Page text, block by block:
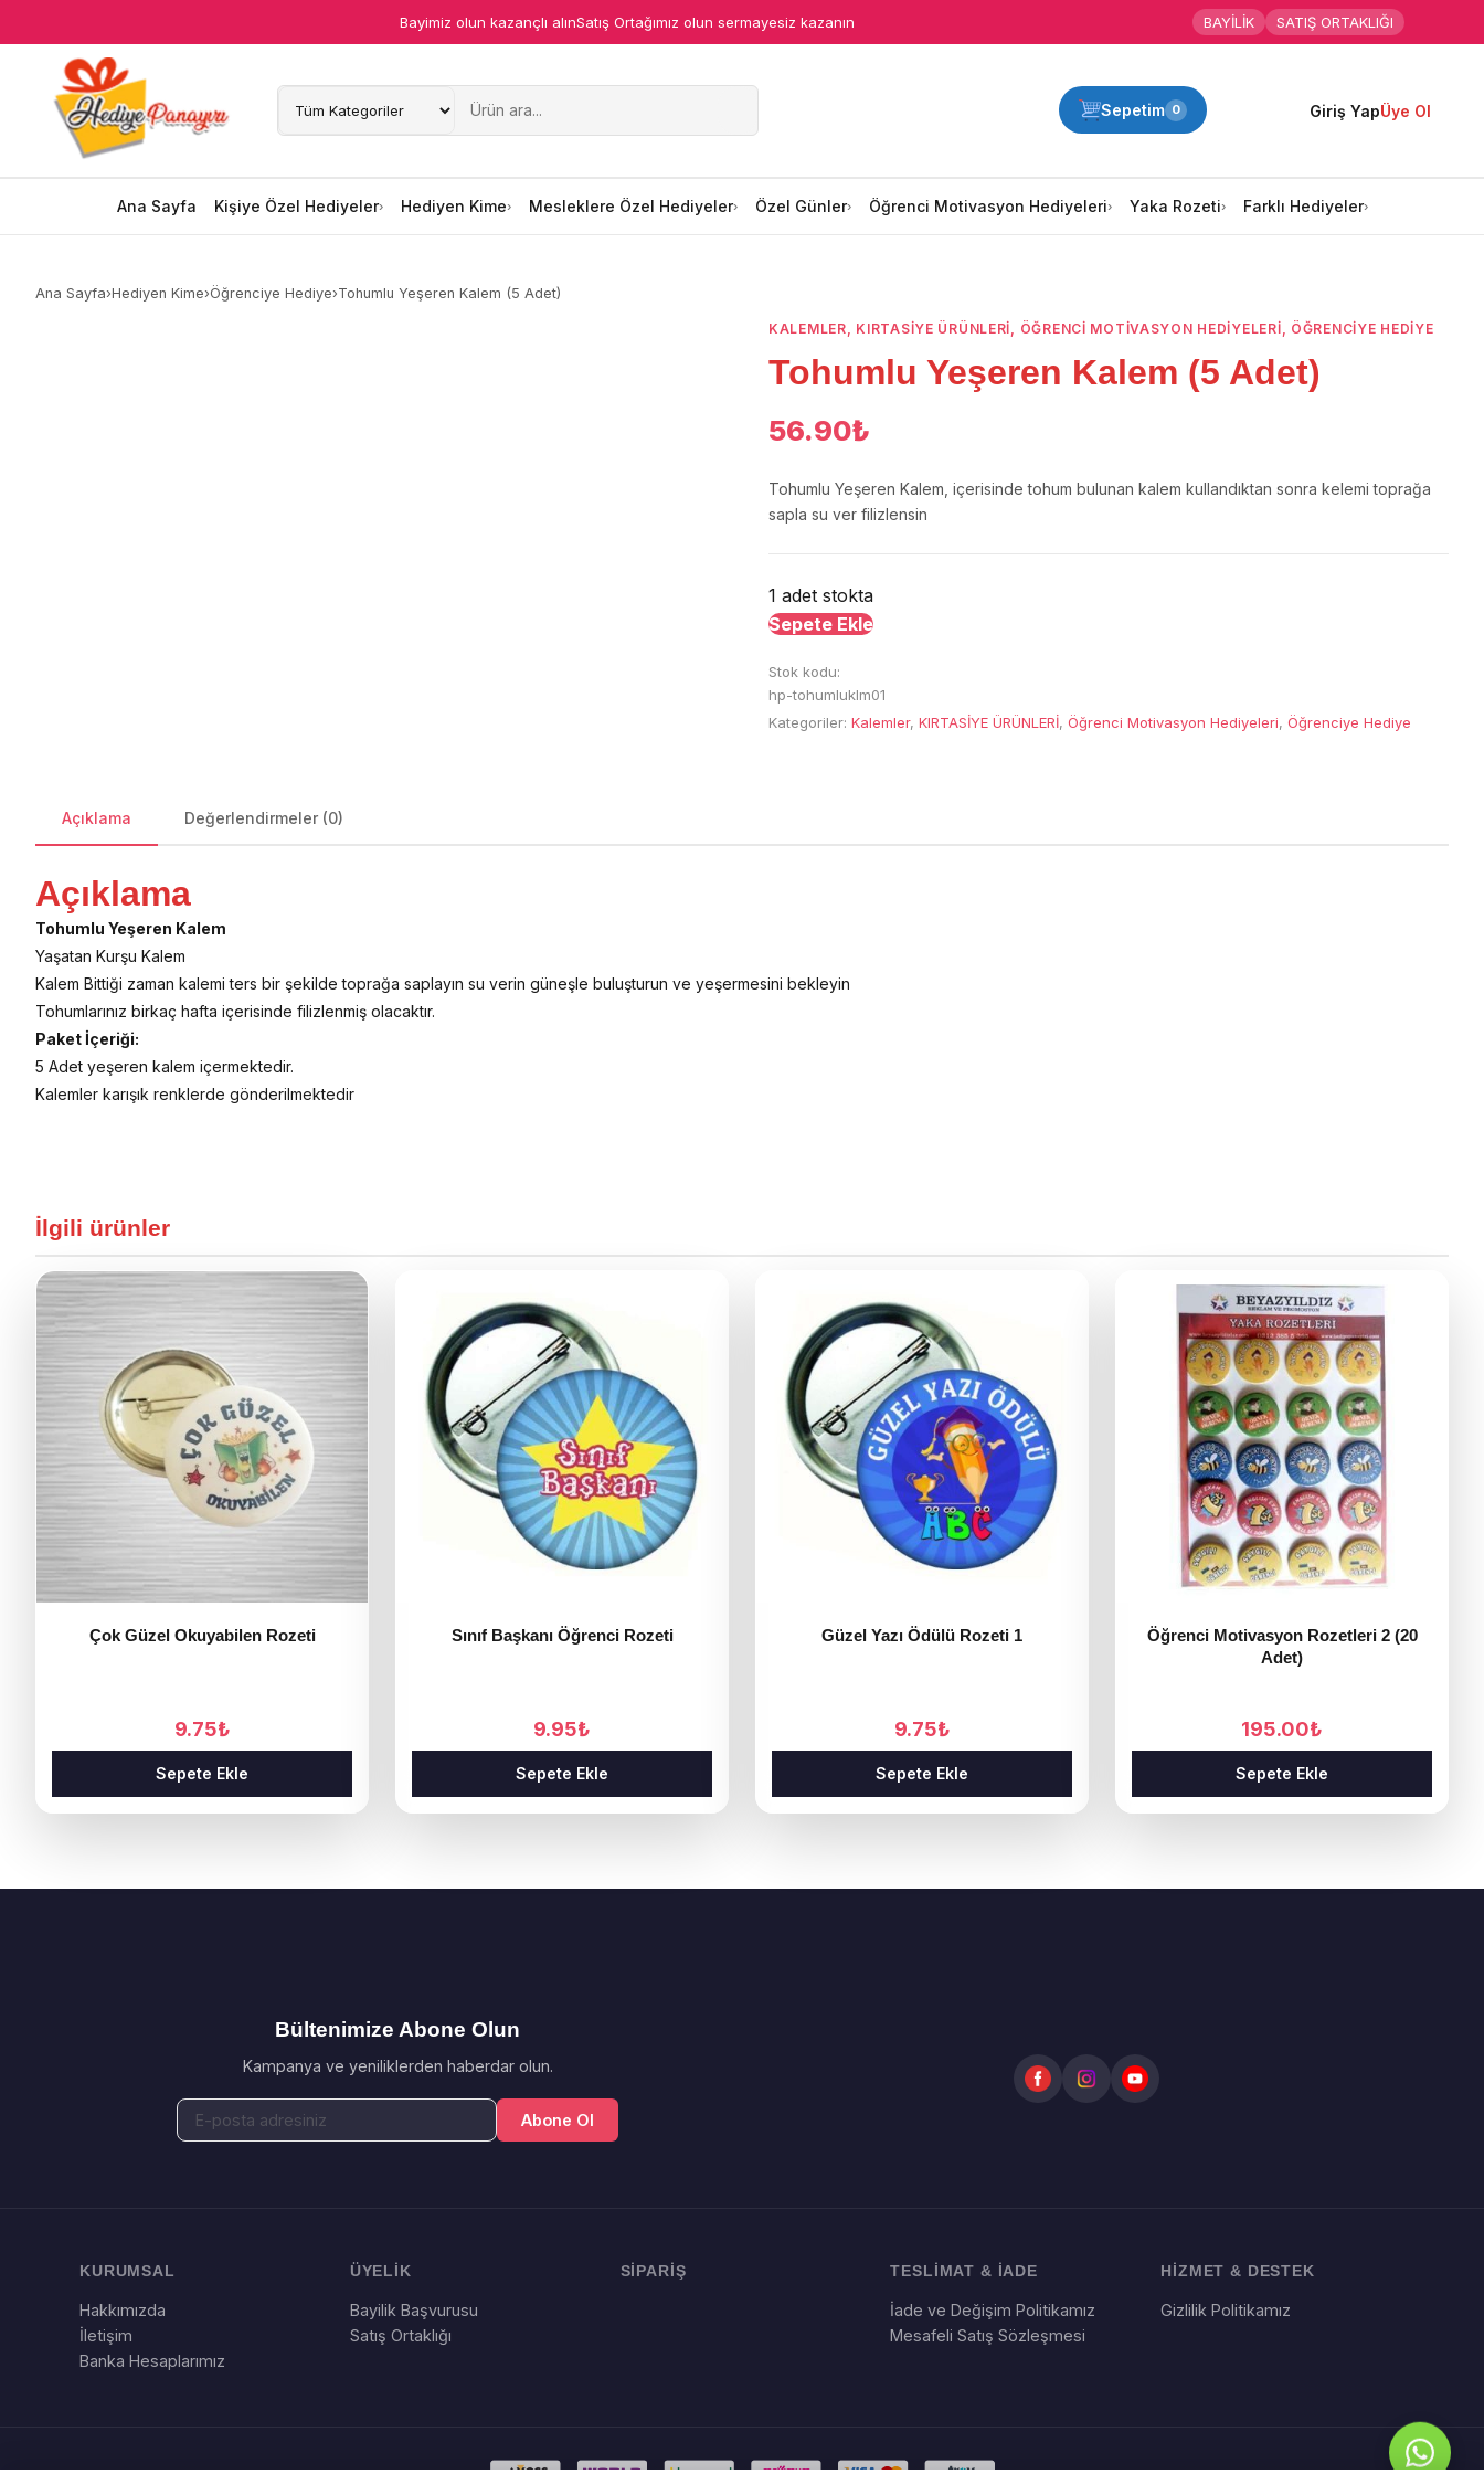
Bayimiz olun kazançlı alınSatış Ortağımız olun sermayesiz kazanın BAYİLİK SATIŞ ORTAKLIĞI
Sepetim 0 Giriş YapÜye Ol
Ana Sayfa Kişiye Özel Hediyeler Hediyen Kime Mesleklere Özel Hediyeler Özel Günler Öğrenci Motivasyon Hediyeleri Yaka Rozeti Farklı Hediyeler
Ana Sayfa
Kişiye Özel Hediyeler
Hediyen Kime
Ana Sayfa›Hediyen Kime›Öğrenciye Hediye›Tohumlu Yeşeren Kalem (5 Adet)
KALEMLER KIRTASİYE ÜRÜNLERİ ÖĞRENCI MOTIVASYON HEDIYELERI ÖĞRENCIYE HEDIYE
Tohumlu Yeşeren Kalem (5 Adet)
56.90₺
Tohumlu Yeşeren Kalem, içerisinde tohum bulunan kalem kullandıktan sonra kelemi toprağa
sapla su ver filizlensin
1 adet stokta
Tohumlu
Kalem
(5
Adet)
Sepete Ekle
Stok kodu:
hp-tohumluklm01
Kategoriler: Kalemler, KIRTASİYE ÜRÜNLERİ, Öğrenci Motivasyon Hediyeleri, Öğrenciye Hediye
Açıklama Değerlendirmeler (0)
Açıklama
Tohumlu Yeşeren Kalem
Yaşatan Kurşu Kalem
Kalem Bittiği zaman kalemi ters bir şekilde toprağa saplayın su verin güneşle buluşturun ve yeşermesini bekleyin
Tohumlarınız birkaç hafta içerisinde filizlenmiş olacaktır.
Paket İçeriği:
5 Adet yeşeren kalem içermektedir.
Kalemler karışık renklerde gönderilmektedir
İlgili ürünler
Çok Güzel Okuyabilen Rozeti
9.75₺
Sepete Ekle
Sınıf Başkanı Öğrenci Rozeti
9.95₺
Sepete Ekle
Güzel Yazı Ödülü Rozeti 1
9.75₺
Sepete Ekle
Öğrenci Motivasyon Rozetleri 2 (20
Adet)
195.00₺
Sepete Ekle
Bültenimize Abone Olun
Kampanya ve yeniliklerden haberdar olun.
Abone Ol
KURUMSAL
Hakkımızda
İletişim
Banka Hesaplarımız
ÜYELİK
Bayilik Başvurusu
Satış Ortaklığı
SİPARİŞ TESLİMAT & İADE
İade ve Değişim Politikamız
Mesafeli Satış Sözleşmesi
HİZMET & DESTEK
Gizlilik Politikamız